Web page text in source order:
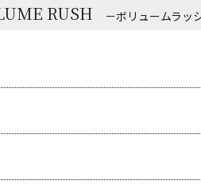
RUSH －ボリュームラッ